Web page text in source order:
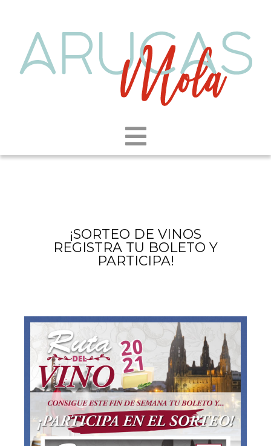
¡SORTEO DE VINOS
REGISTRA TU BOLETO Y
PARTICIPA!